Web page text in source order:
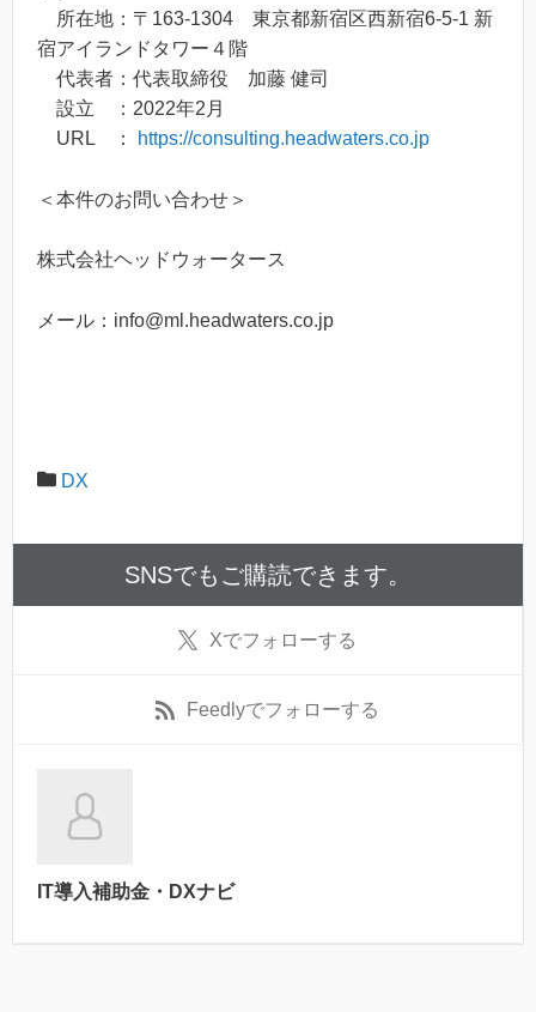
所在地：〒163-1304 東京都新宿区西新宿6-5-1 新
宿アイランドタワー４階
代表者：代表取締役 加藤 健司
設立 ：2022年2月
URL ：
https://consulting.headwaters.co.jp
＜本件のお問い合わせ＞
株式会社ヘッドウォータース
メール：info@ml.headwaters.co.jp
DX
SNSでもご購読できます。
Xでフォローする
Feedlyでフォローする
IT導入補助金・DXナビ